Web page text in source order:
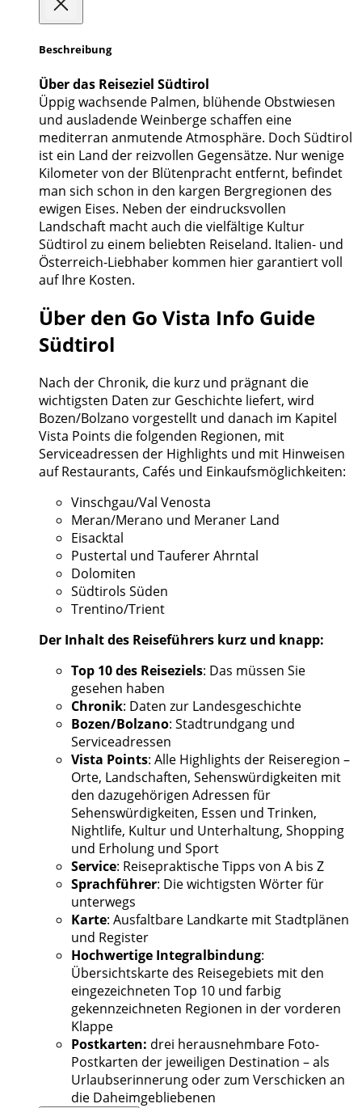
Beschreibung
Über das Reiseziel Südtirol
Üppig wachsende Palmen, blühende Obstwiesen
und ausladende Weinberge schaffen eine
mediterran anmutende Atmosphäre. Doch Südtirol
ist ein Land der reizvollen Gegensätze. Nur wenige
Kilometer von der Blütenpracht entfernt, befindet
man sich schon in den kargen Bergregionen des
ewigen Eises. Neben der eindrucksvollen
Landschaft macht auch die vielfältige Kultur
Südtirol zu einem beliebten Reiseland. Italien- und
Österreich-Liebhaber kommen hier garantiert voll
auf Ihre Kosten.
Über den Go Vista Info Guide
Südtirol
Nach der Chronik, die kurz und prägnant die
wichtigsten Daten zur Geschichte liefert, wird
Bozen/Bolzano vorgestellt und danach im Kapitel
Vista Points die folgenden Regionen, mit
Serviceadressen der Highlights und mit Hinweisen
auf Restaurants, Cafés und Einkaufsmöglichkeiten:
Vinschgau/Val Venosta
Meran/Merano und Meraner Land
Eisacktal
Pustertal und Tauferer Ahrntal
Dolomiten
Südtirols Süden
Trentino/Trient
Der Inhalt des Reiseführers kurz und knapp:
Top 10 des Reiseziels: Das müssen Sie
gesehen haben
Chronik: Daten zur Landesgeschichte
Bozen/Bolzano: Stadtrundgang und
Serviceadressen
Vista Points: Alle Highlights der Reiseregion –
Orte, Landschaften, Sehenswürdigkeiten mit
den dazugehörigen Adressen für
Sehenswürdigkeiten, Essen und Trinken,
Nightlife, Kultur und Unterhaltung, Shopping
und Erholung und Sport
Service: Reisepraktische Tipps von A bis Z
Sprachführer: Die wichtigsten Wörter für
unterwegs
Karte: Ausfaltbare Landkarte mit Stadtplänen
und Register
Hochwertige Integralbindung:
Übersichtskarte des Reisegebiets mit den
eingezeichneten Top 10 und farbig
gekennzeichneten Regionen in der vorderen
Klappe
Postkarten: drei herausnehmbare Foto-
Postkarten der jeweiligen Destination – als
Urlaubserinnerung oder zum Verschicken an
die Daheimgebliebenen